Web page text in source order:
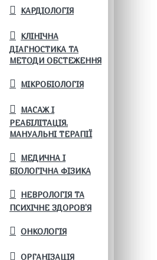
КАРДІОЛОГІЯ
КЛІНІЧНА
ДІАГНОСТИКА ТА
МЕТОДИ ОБСТЕЖЕННЯ
МІКРОБІОЛОГІЯ
МАСАЖ І
РЕАБІЛІТАЦІЯ.
МАНУАЛЬНІ ТЕРАПІЇ
МЕДИЧНА І
БІОЛОГІЧНА ФІЗИКА
НЕВРОЛОГІЯ ТА
ПСИХІЧНЕ ЗДОРОВ’Я
ОНКОЛОГІЯ
ОРГАНІЗАЦІЯ